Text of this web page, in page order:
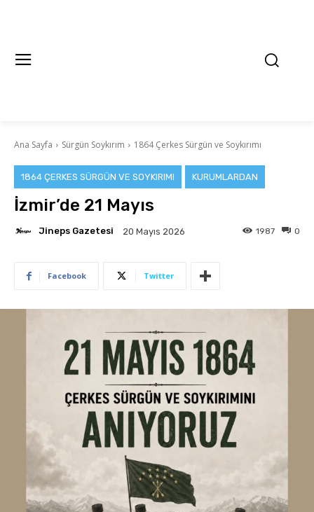
Ana Sayfa Sürgün Soykırım 1864 Çerkes Sürgün ve Soykırımı
1864 ÇERKES SÜRGÜN VE SOYKIRIMI KURUMLARDAN
İzmir’de 21 Mayıs
Jineps Gazetesi 20 Mayıs 2026 0
1987
Facebook Twitter